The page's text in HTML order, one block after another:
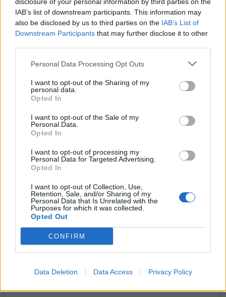
IAB’s list of downstream participants. This information may
also be disclosed by us to third parties on the IAB’s List of
Downstream Participants that may further disclose it to other
Personal Data Processing Opt Outs
I want to opt-out of the Sharing of my
personal data.
Opted In
I want to opt-out of the Sale of my
Personal Data.
Opted In
I want to opt-out of processing my
Personal Data for Targeted Advertising.
Opted In
I want to opt-out of Collection, Use,
Retention, Sale, and/or Sharing of my
Personal Data that Is Unrelated with the
Purposes for which it was collected.
Opted Out
CONFIRM
Data Deletion Data Access Privacy Policy
Seuraa Gekkosta Instagramissa
Kommenttiosio
Heräsikö ajatuksia? Kerro mielipiteesi.Tutustu kuitenkin
sääntöihin.
✨ Nimikone